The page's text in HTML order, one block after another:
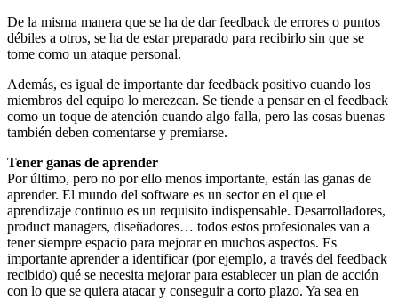
De la misma manera que se ha de dar feedback de errores o puntos
débiles a otros, se ha de estar preparado para recibirlo sin que se
tome como un ataque personal.
Además, es igual de importante dar feedback positivo cuando los
miembros del equipo lo merezcan. Se tiende a pensar en el feedback
como un toque de atención cuando algo falla, pero las cosas buenas
también deben comentarse y premiarse.
Tener ganas de aprender
Por último, pero no por ello menos importante, están las ganas de
aprender. El mundo del software es un sector en el que el
aprendizaje continuo es un requisito indispensable. Desarrolladores,
product managers, diseñadores… todos estos profesionales van a
tener siempre espacio para mejorar en muchos aspectos. Es
importante aprender a identificar (por ejemplo, a través del feedback
recibido) qué se necesita mejorar para establecer un plan de acción
con lo que se quiera atacar y conseguir a corto plazo. Ya sea en